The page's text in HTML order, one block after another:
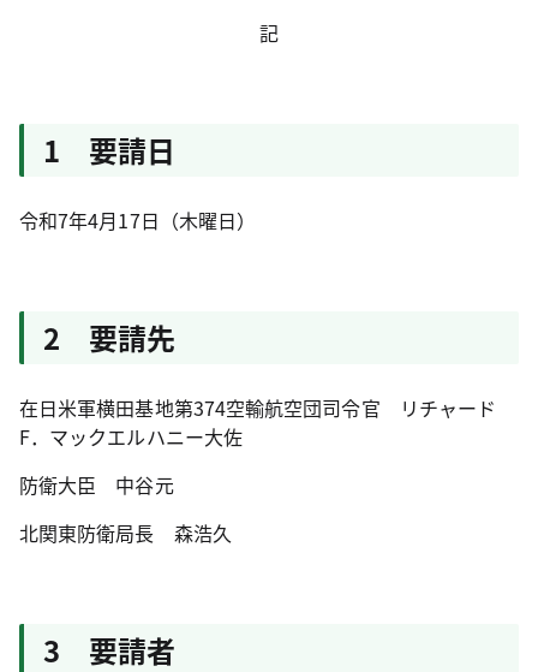
記
1 要請日
令和7年4月17日（木曜日）
2 要請先
在日米軍横田基地第374空輸航空団司令官 リチャード
F．マックエルハニー大佐
防衛大臣 中谷元
北関東防衛局長 森浩久
3 要請者